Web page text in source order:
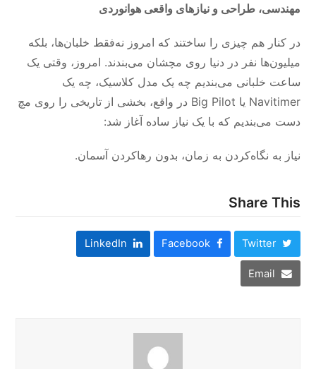
مهندسی،طراحی و نیازهای واقعی هوانوردی
در کنار هم چیزی را ساختند که امروز نه‌فقط خلبان‌ها، بلکه
میلیون‌ها نفر در دنیا روی مچشان می‌بندند. امروز، وقتی یک
ساعت خلبانی می‌بندیم چه یک مدل کلاسیک، چه یک
Navitimer یا Big Pilot در واقع، بخشی از تاریخی را روی مچ
دست می‌بندیم که با یک نیاز ساده آغاز شد:
نیاز به نگاه‌کردن به زمان، بدون رهاکردن آسمان.
Share This
Twitter
Facebook
LinkedIn
Email